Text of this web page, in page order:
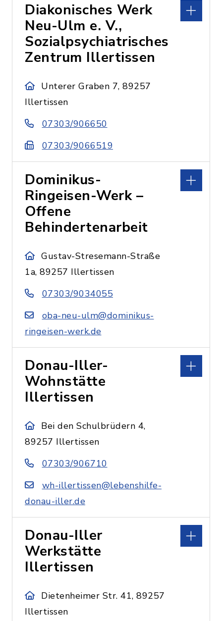
Diakonisches Werk
Neu-Ulm e. V.,
Sozialpsychiatrisches
Zentrum Illertissen
Unterer Graben 7, 89257
Illertissen
07303/906650
07303/9066519
Dominikus-
Ringeisen-Werk –
Offene
Behindertenarbeit
Gustav-Stresemann-Straße
1a, 89257 Illertissen
07303/9034055
oba-neu-ulm@dominikus-
ringeisen-werk.de
Donau-Iller-
Wohnstätte
Illertissen
Bei den Schulbrüdern 4,
89257 Illertissen
07303/906710
wh-illertissen@lebenshilfe-
donau-iller.de
Donau-Iller
Werkstätte
Illertissen
Dietenheimer Str. 41, 89257
Illertissen